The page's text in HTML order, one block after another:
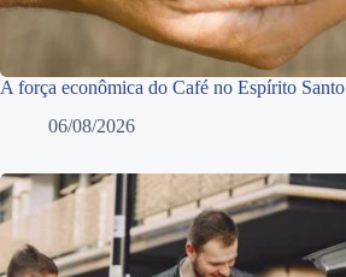
A força econômica do Café no Espírito Santo
06/08/2026